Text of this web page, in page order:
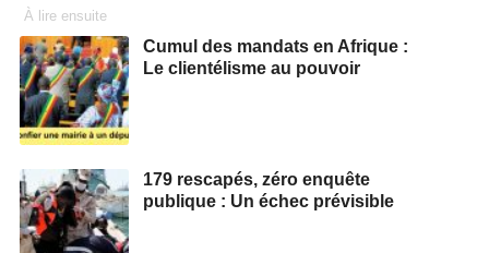
À lire ensuite
Cumul des mandats en Afrique :
Le clientélisme au pouvoir
179 rescapés, zéro enquête
publique : Un échec prévisible